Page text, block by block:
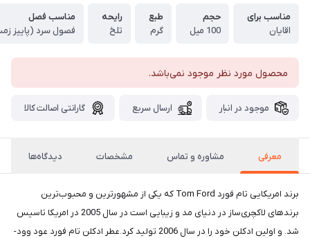
مناسب برای
اقایان
حجم
100 میل
طبع
گرم
رایحه
تلخ
مناسب فصل
فصول سرد (پاییز
محصول مورد نظر موجود نمی‌باشد.
موجود در انبار ارسال سریع گارانتی اصالت کالا
معرفی مشاوره و تماس مشخصات دیدگاه‌ها
برند امریکایی تام فورد Tom Ford که یکی از مشهورترین و محبوب‌ترین
برندهای لاکچری‌ساز در دنیای مد و زیبایی است در سال 2005 در امریکا تاسیس
شد. و اولین ادکلن خود را در سال 2006 تولید کرد.عطر ادکلن تام فورد عود وود-